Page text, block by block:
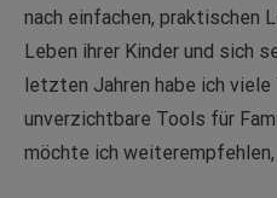
nach einfachen, praktischen
Leben ihrer Kinder und sich
letzten Jahren habe ich
unverzichtbare Tools für
möchte ich weiterempfehlen,